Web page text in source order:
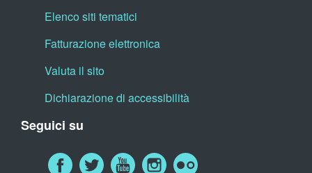
Elenco siti tematici
Fatturazione elettronica
Valuta il sito
Dichiarazione di accessibilità
Seguici su